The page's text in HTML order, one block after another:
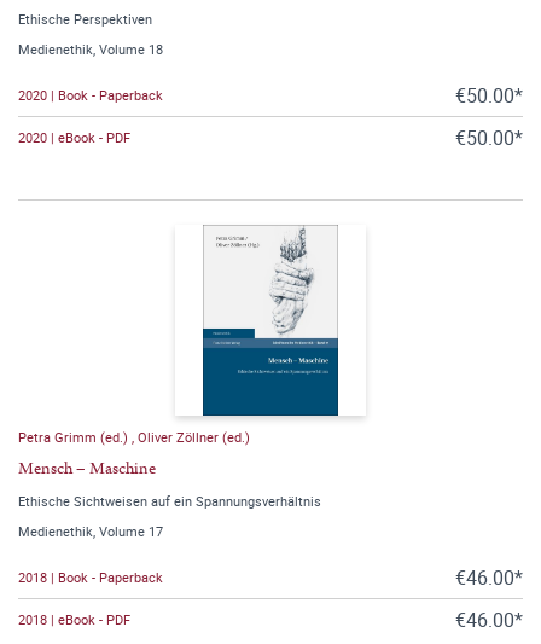
Ethische Perspektiven
Medienethik, Volume 18
2020 | Book - Paperback €50.00*
2020 | eBook - PDF €50.00*
Petra Grimm (ed.) Oliver Zöllner (ed.)
Mensch – Maschine
Ethische Sichtweisen auf ein Spannungsverhältnis
Medienethik, Volume 17
2018 | Book - Paperback €46.00*
2018 | eBook - PDF €46.00*